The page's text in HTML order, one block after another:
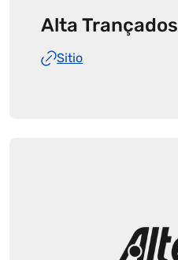
Alta Trançados
Sitio